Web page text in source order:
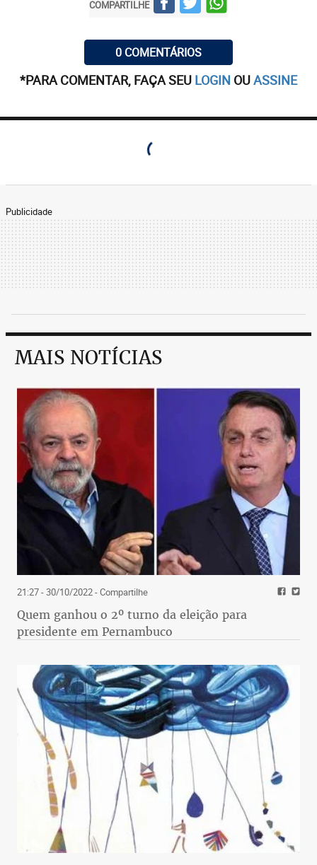
COMPARTILHE
0 COMENTÁRIOS
*PARA COMENTAR, FAÇA SEU LOGIN OUASSINE
Publicidade
MAIS NOTÍCIAS
21:27 - 30/10/2022- Compartilhe
Quem ganhou o 2º turno da eleição para
presidente em Pernambuco